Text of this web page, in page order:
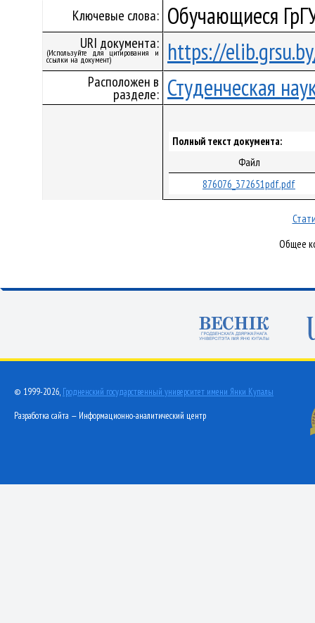
Ключевые слова: Обучающиеся
URI документа:
(Используйте для цитирования и
ссылки на документ) https://
Расположен в
разделе: Студенческая
Полный текст документа:
Файл
876076_372651pdf.pdf
Общее
© 1999-2026, Гродненский государственный университет имени Янки Купалы
Разработка сайта — Информационно-аналитический центр